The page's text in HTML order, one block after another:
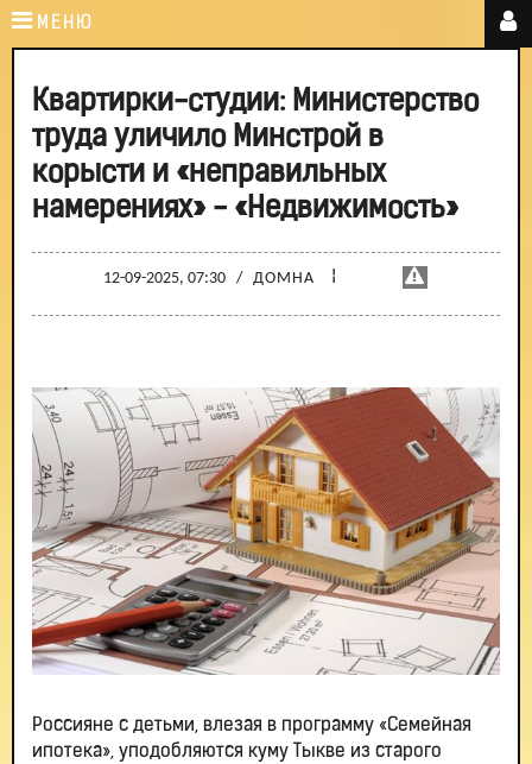
МЕНЮ
Квартирки-студии: Министерство
труда уличило Минстрой в
корысти и «неправильных
намерениях» - «Недвижимость»
12-09-2025, 07:30 / ДОМНА ¦
Россияне с детьми, влезая в программу «Семейная
ипотека», уподобляются куму Тыкве из старого